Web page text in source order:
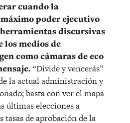
cuando la
poder ejecutivo
discursivas
los medios de
como cámaras de eco
“Divide y vencerás”
la actual administración y
basta con ver el mapa
últimas elecciones a
tasas de aprobación de la